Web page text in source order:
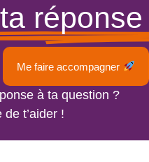
Me faire accompagner
à ta question ?
t’aider !